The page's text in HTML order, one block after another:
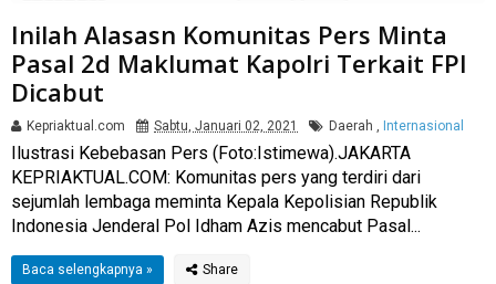
Inilah Alasasn Komunitas Pers Minta
Pasal 2d Maklumat Kapolri Terkait FPI
Dicabut
Kepriaktual.com Sabtu, Januari 02, 2021 Daerah Internasional
Ilustrasi Kebebasan Pers (Foto:Istimewa).JAKARTA
KEPRIAKTUAL.COM: Komunitas pers yang terdiri dari
sejumlah lembaga meminta Kepala Kepolisian Republik
Indonesia Jenderal Pol Idham Azis mencabut Pasal...
Baca selengkapnya »